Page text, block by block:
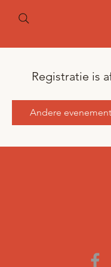
Registratie is
Andere